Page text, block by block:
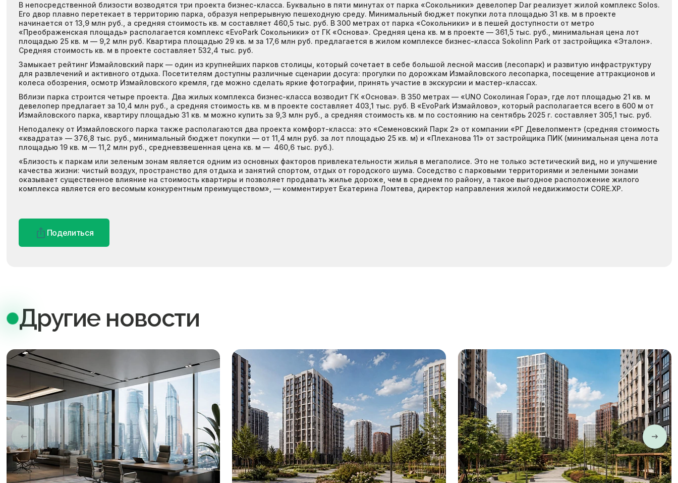
В непосредственной близости возводятся три проекта бизнес-класса. Буквально в пяти минутах от парка «Сокольники» девелопер Dar реализует жилой комплекс Solos.
Его двор плавно перетекает в территорию парка, образуя непрерывную пешеходную среду. Минимальный бюджет покупки лота площадью 31 кв. м в проекте
начинается от 13,9 млн руб., а средняя стоимость кв. м составляет 460,5 тыс. руб. В 300 метрах от парка «Сокольники» и в пешей доступности от метро
«Преображенская площадь» располагается комплекс «EvoPark Сокольники» от ГК «Основа». Средняя цена кв. м в проекте — 361,5 тыс. руб., минимальная цена лот
площадью 25 кв. м — 9,2 млн руб. Квартира площадью 29 кв. м за 17,6 млн руб. предлагается в жилом комплексе бизнес-класса Sokolinn Park от застройщика «Эталон».
Средняя стоимость кв. м в проекте составляет 532,4 тыс. руб.
Замыкает рейтинг Измайловский парк — один из крупнейших парков столицы, который сочетает в себе большой лесной массив (лесопарк) и развитую инфраструктуру
для развлечений и активного отдыха. Посетителям доступны различные сценарии досуга: прогулки по дорожкам Измайловского лесопарка, посещение аттракционов и
колеса обозрения, осмотр Измайловского кремля, где можно сделать яркие фотографии, принять участие в экскурсии и мастер-классах.
Вблизи парка строится четыре проекта. Два жилых комплекса бизнес-класса возводит ГК «Основа». В 350 метрах — «UNO Соколиная Гора», где лот площадью 21 кв. м
девелопер предлагает за 10,4 млн руб., а средняя стоимость кв. м в проекте составляет 403,1 тыс. руб. В «EvoPark Измайлово», который располагается всего в 600 м от
Измайловского парка, квартиру площадью 31 кв. м можно купить за 9,3 млн руб., а средняя стоимость кв. м по состоянию на сентябрь 2025 г. составляет 305,1 тыс. руб.
Неподалеку от Измайловского парка также располагаются два проекта комфорт-класса: это «Семеновский Парк 2» от компании «РГ Девелопмент» (средняя стоимость
«квадрата» — 376,8 тыс. руб., минимальный бюджет покупки — от 11,4 млн руб. за лот площадью 25 кв. м) и «Плеханова 11» от застройщика ПИК (минимальная цена лота
площадью 19 кв. м — 11,2 млн руб., средневзвешенная цена кв. м — 460,6 тыс. руб.).
«Близость к паркам или зеленым зонам является одним из основных факторов привлекательности жилья в мегаполисе. Это не только эстетический вид, но и улучшение
качества жизни: чистый воздух, пространство для отдыха и занятий спортом, отдых от городского шума. Соседство с парковыми территориями и зелеными зонами
оказывает существенное влияние на стоимость квартиры и позволяет продавать жилье дороже, чем в среднем по району, а такое выгодное расположение жилого
комплекса является его весомым конкурентным преимуществом», — комментирует Екатерина Ломтева, директор направления жилой недвижимости CORE.XP.
Поделиться
Другие новости